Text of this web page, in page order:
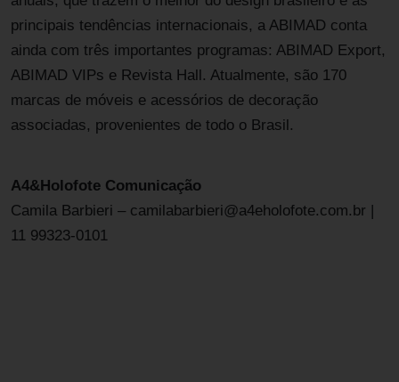
principais tendências internacionais, a ABIMAD conta
ainda com três importantes programas: ABIMAD Export,
ABIMAD VIPs e Revista Hall. Atualmente, são 170
marcas de móveis e acessórios de decoração
associadas, provenientes de todo o Brasil.
A4&Holofote Comunicação
Camila Barbieri – camilabarbieri@a4eholofote.com.br |
11 99323-0101